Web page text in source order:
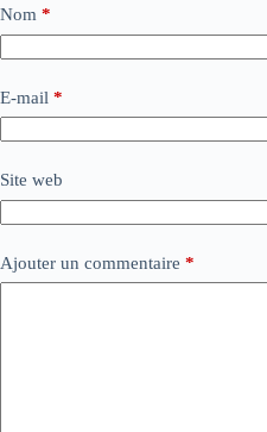
Nom *
E-mail *
Site web
Ajouter un commentaire *